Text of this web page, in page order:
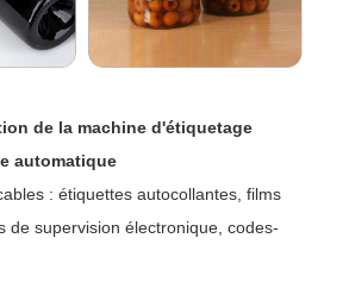
de la machine d'étiquetage
automatique
: étiquettes autocollantes, films
de supervision électronique, codes-